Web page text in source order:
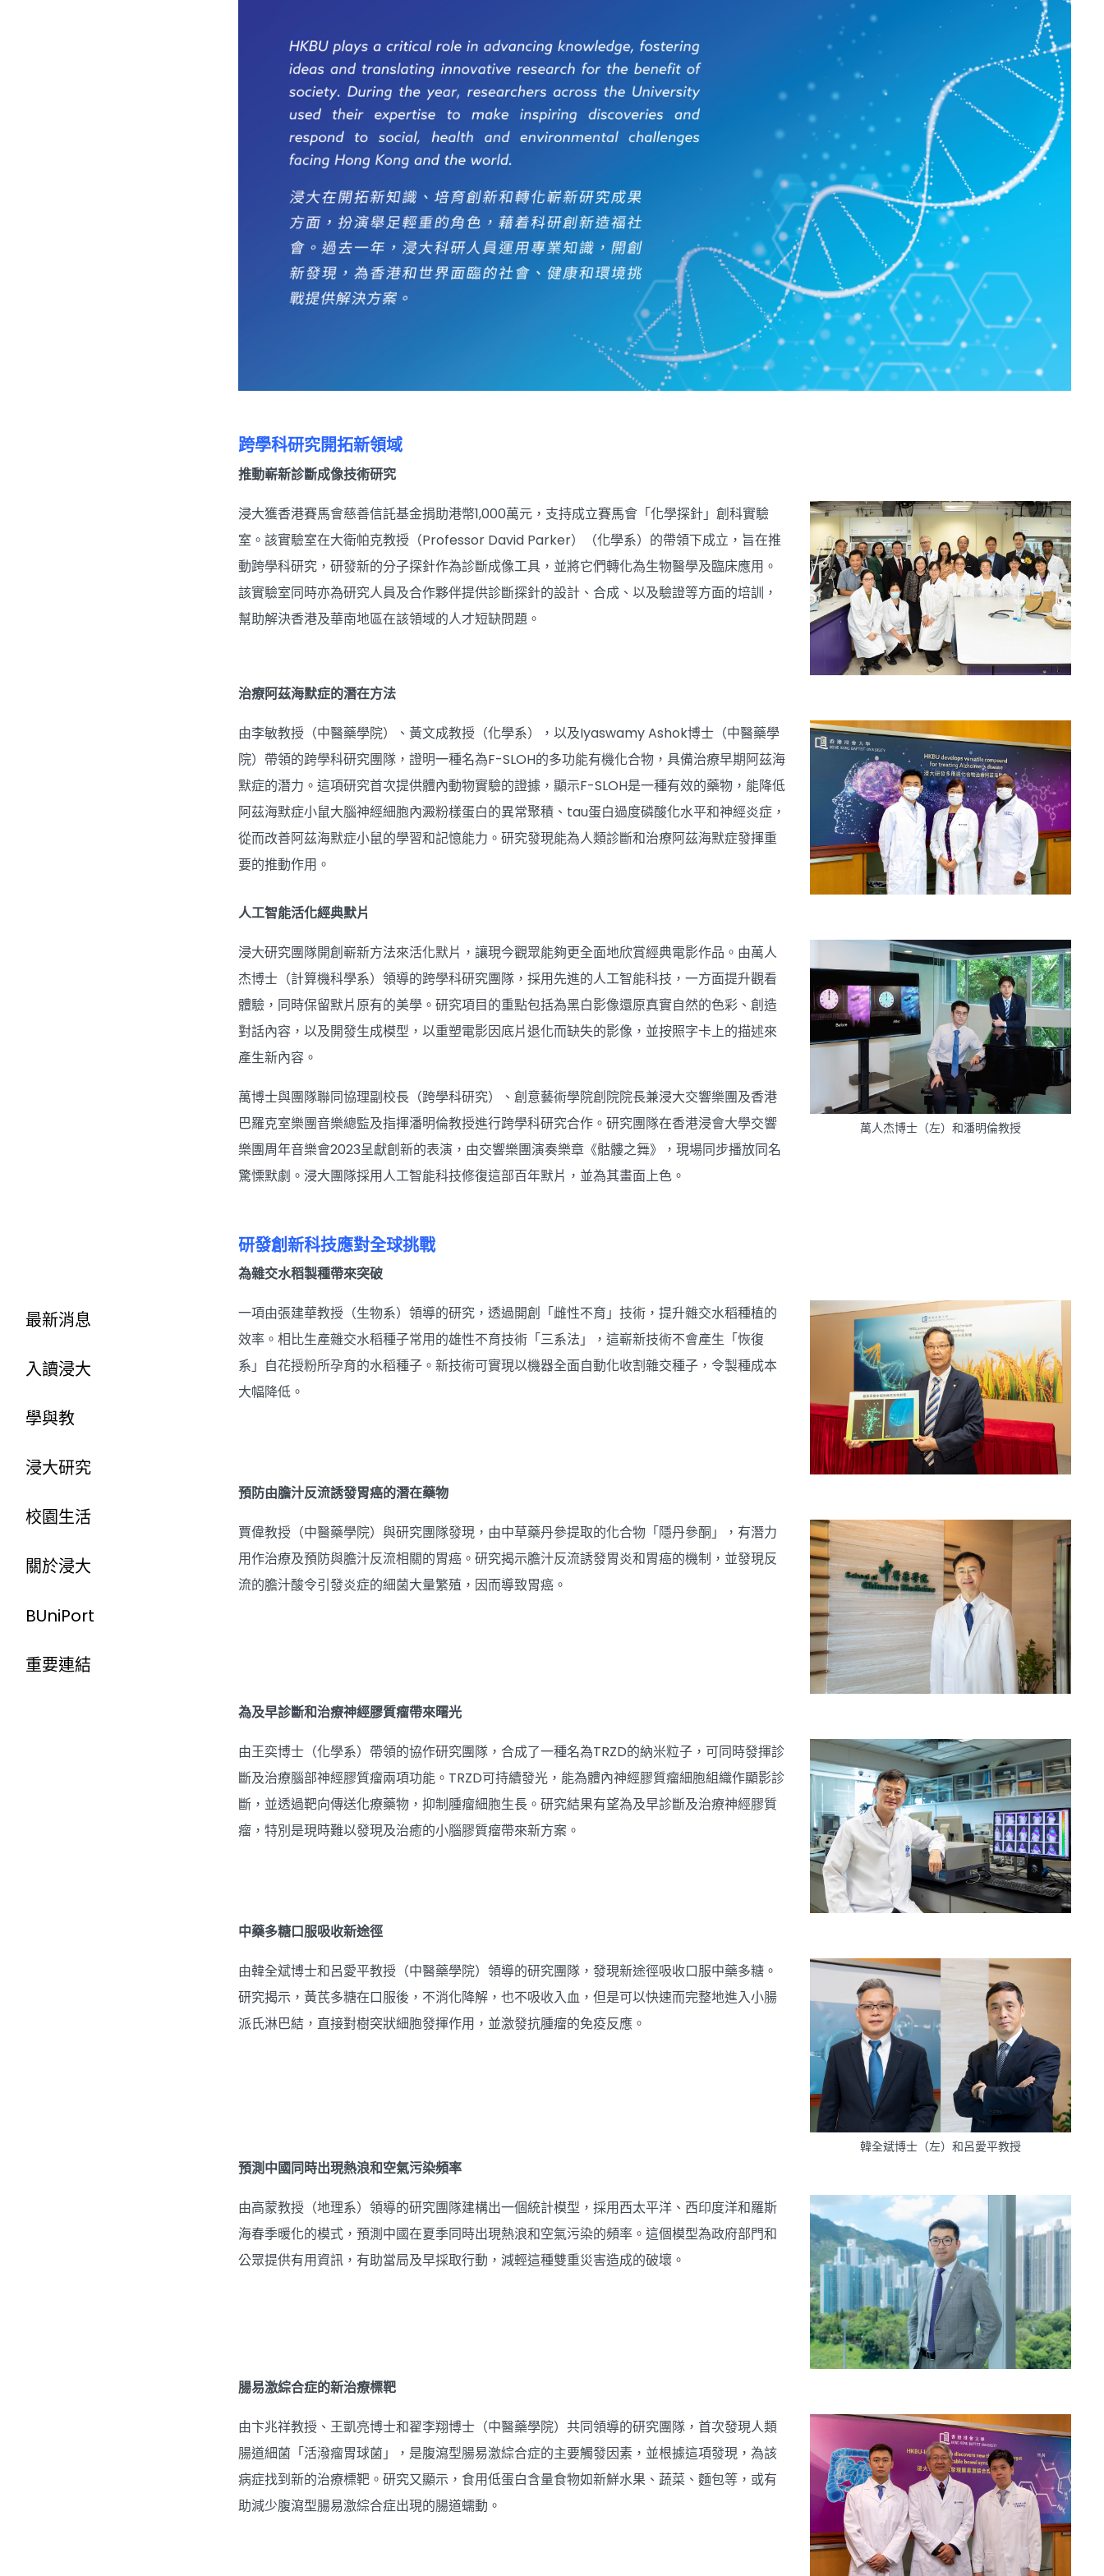
最新消息
入讀浸大
學與教
浸大研究
校園生活
關於浸大
BUniPort
重要連結
跨學科研究開拓新領域
推動嶄新診斷成像技術研究
浸大獲香港賽馬會慈善信託基金捐助港幣1,000萬元，支持成立賽馬會「化學探針」創科實驗
室。該實驗室在大衛帕克教授（Professor David Parker）（化學系）的帶領下成立，旨在推
動跨學科研究，研發新的分子探針作為診斷成像工具，並將它們轉化為生物醫學及臨床應用。
該實驗室同時亦為研究人員及合作夥伴提供診斷探針的設計、合成、以及驗證等方面的培訓，
幫助解決香港及華南地區在該領域的人才短缺問題。
治療阿茲海默症的潛在方法
由李敏教授（中醫藥學院）、黃文成教授（化學系），以及Iyaswamy Ashok博士（中醫藥學
院）帶領的跨學科研究團隊，證明一種名為F-SLOH的多功能有機化合物，具備治療早期阿茲海
默症的潛力。這項研究首次提供體內動物實驗的證據，顯示F-SLOH是一種有效的藥物，能降低
阿茲海默症小鼠大腦神經細胞內澱粉樣蛋白的異常聚積、tau蛋白過度磷酸化水平和神經炎症，
從而改善阿茲海默症小鼠的學習和記憶能力。研究發現能為人類診斷和治療阿茲海默症發揮重
要的推動作用。
人工智能活化經典默片
浸大研究團隊開創嶄新方法來活化默片，讓現今觀眾能夠更全面地欣賞經典電影作品。由萬人
杰博士（計算機科學系）領導的跨學科研究團隊，採用先進的人工智能科技，一方面提升觀看
體驗，同時保留默片原有的美學。研究項目的重點包括為黑白影像還原真實自然的色彩、創造
對話內容，以及開發生成模型，以重塑電影因底片退化而缺失的影像，並按照字卡上的描述來
產生新內容。
萬博士與團隊聯同協理副校長（跨學科研究）、創意藝術學院創院院長兼浸大交響樂團及香港
巴羅克室樂團音樂總監及指揮潘明倫教授進行跨學科研究合作。研究團隊在香港浸會大學交響
樂團周年音樂會2023呈獻創新的表演，由交響樂團演奏樂章《骷髏之舞》，現場同步播放同名
驚慄默劇。浸大團隊採用人工智能科技修復這部百年默片，並為其畫面上色。
萬人杰博士（左）和潘明倫教授
研發創新科技應對全球挑戰
為雜交水稻製種帶來突破
一項由張建華教授（生物系）領導的研究，透過開創「雌性不育」技術，提升雜交水稻種植的
效率。相比生產雜交水稻種子常用的雄性不育技術「三系法」，這嶄新技術不會產生「恢復
系」自花授粉所孕育的水稻種子。新技術可實現以機器全面自動化收割雜交種子，令製種成本
大幅降低。
預防由膽汁反流誘發胃癌的潛在藥物
賈偉教授（中醫藥學院）與研究團隊發現，由中草藥丹參提取的化合物「隱丹參酮」，有潛力
用作治療及預防與膽汁反流相關的胃癌。研究揭示膽汁反流誘發胃炎和胃癌的機制，並發現反
流的膽汁酸令引發炎症的細菌大量繁殖，因而導致胃癌。
為及早診斷和治療神經膠質瘤帶來曙光
由王奕博士（化學系）帶領的協作研究團隊，合成了一種名為TRZD的納米粒子，可同時發揮診
斷及治療腦部神經膠質瘤兩項功能。TRZD可持續發光，能為體內神經膠質瘤細胞組織作顯影診
斷，並透過靶向傳送化療藥物，抑制腫瘤細胞生長。研究結果有望為及早診斷及治療神經膠質
瘤，特別是現時難以發現及治癒的小腦膠質瘤帶來新方案。
中藥多糖口服吸收新途徑
由韓全斌博士和呂愛平教授（中醫藥學院）領導的研究團隊，發現新途徑吸收口服中藥多糖。
研究揭示，黃芪多糖在口服後，不消化降解，也不吸收入血，但是可以快速而完整地進入小腸
派氏淋巴結，直接對樹突狀細胞發揮作用，並激發抗腫瘤的免疫反應。
韓全斌博士（左）和呂愛平教授
預測中國同時出現熱浪和空氣污染頻率
由高蒙教授（地理系）領導的研究團隊建構出一個統計模型，採用西太平洋、西印度洋和羅斯
海春季暖化的模式，預測中國在夏季同時出現熱浪和空氣污染的頻率。這個模型為政府部門和
公眾提供有用資訊，有助當局及早採取行動，減輕這種雙重災害造成的破壞。
腸易激綜合症的新治療標靶
由卞兆祥教授、王凱亮博士和翟李翔博士（中醫藥學院）共同領導的研究團隊，首次發現人類
腸道細菌「活潑瘤胃球菌」，是腹瀉型腸易激綜合症的主要觸發因素，並根據這項發現，為該
病症找到新的治療標靶。研究又顯示，食用低蛋白含量食物如新鮮水果、蔬菜、麵包等，或有
助減少腹瀉型腸易激綜合症出現的腸道蠕動。